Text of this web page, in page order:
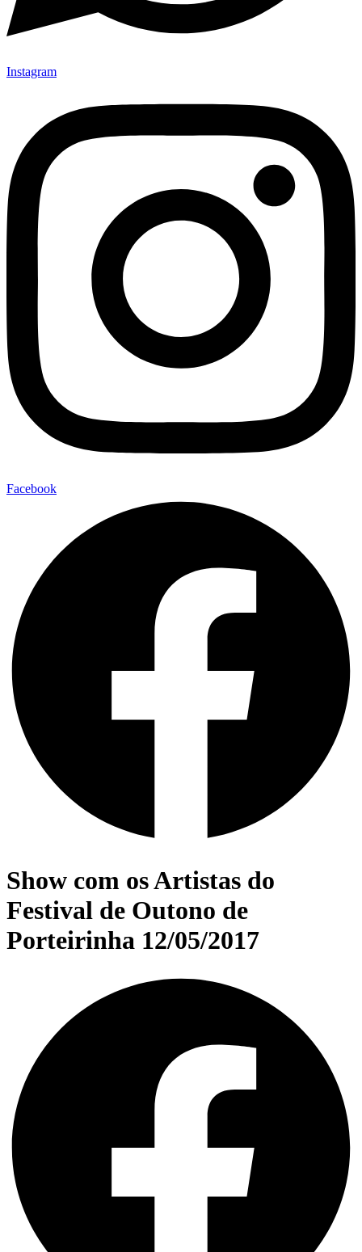
Instagram
Facebook
Show com os Artistas do
Festival de Outono de
Porteirinha 12/05/2017